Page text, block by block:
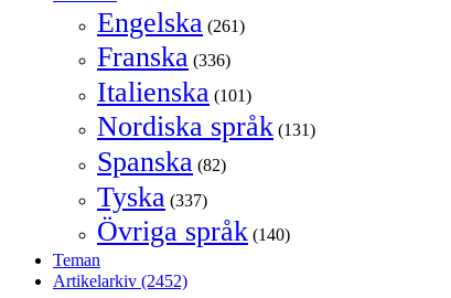
Engelska (261)
Franska (336)
Italienska (101)
Nordiska språk (131)
Spanska (82)
Tyska (337)
Övriga språk (140)
Teman
Artikelarkiv (2452)